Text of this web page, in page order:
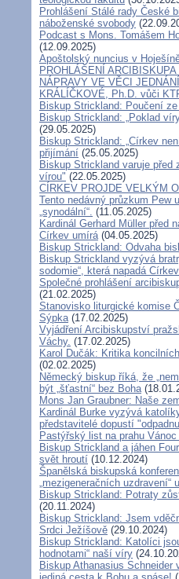
Prohlášení Stálé rady České
náboženské svobody
Podcast s Mons. Tomášem
(12.09.2025)
Apoštolský nuncius v
PROHLÁŠENÍ
NÁPRAVY VE VĚCI
KRÁLÍČKOVÉ, Ph.D. vůči
Biskup Strickland: Poučení
Biskup Strickland: „Poklad
(29.05.2025)
Biskup Strickland: „Církev
přijímání (25.05.2025)
Biskup Strickland varuje
vírou" (22.05.2025)
CÍRKEV PROJDE VELKÝM
Tento nedávný průzkum Pew
„synodální“. (11.05.2025)
Kardinál Gerhard Müller před
Církev umírá(04.05.2025)
Biskup Strickland: Odvaha
Biskup Strickland vyzývá
sodomie“, která napadá Církev
Společné prohlášení
(21.02.2025)
Stanovisko liturgické komise
Sýpka(17.02.2025)
Vyjádření Arcibiskupství
Váchy. (17.02.2025)
Karol Dučák: Kritika
(02.02.2025)
Německý biskup říká, že
být „šťastní“ bez Boha
Mons Jan Graubner: Naše
Kardinál Burke vyzývá
představitelé dopustí
Pastýřský list na prahu
Biskup Strickland a jáhen
svět hroutí (10.12.2024)
Španělská biskupská
„mezigeneračních
Biskup Strickland: Potraty
(20.11.2024)
Biskup Strickland: Jsem
Srdci Ježíšově (29.10.2024)
Biskup Strickland: Katolíci
hodnotami“ naší víry
Biskup Athanasius